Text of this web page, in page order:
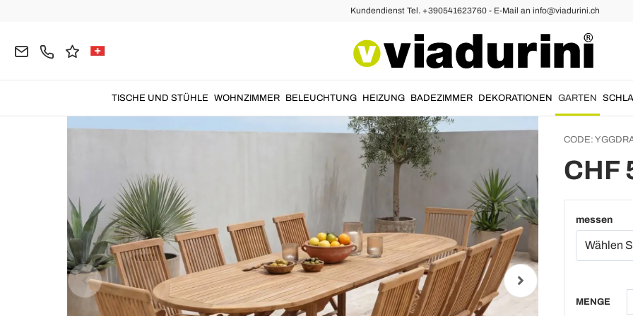
Kundendienst Tel. +390541623760 - E-Mail an info@viadurini.ch
TISCHE UND STÜHLE WOHNZIMMER BELEUCHTUNG HEIZUNG BADEZIMMER DEKORATIONEN GARTEN
CODE:
CHF
messen
MENGE